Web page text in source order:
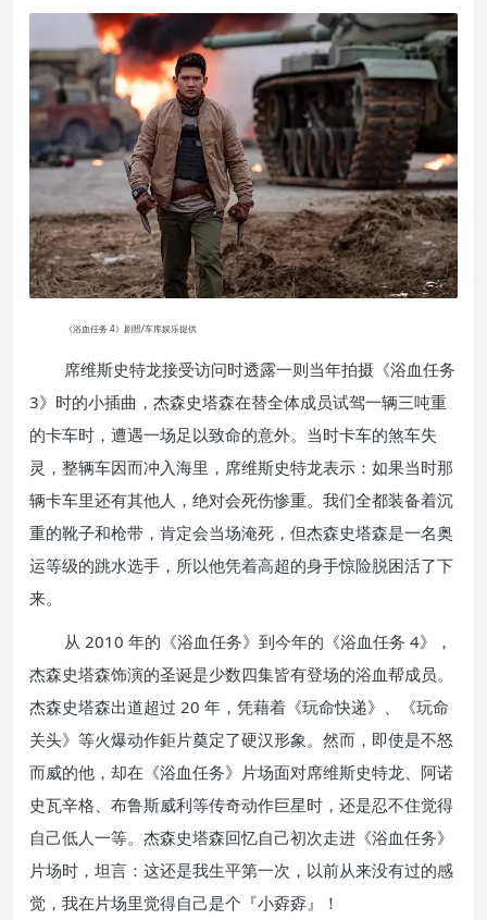
《浴血任务 4》剧照/车库娱乐提供
席维斯史特龙接受访问时透露一则当年拍摄《浴血任务
3》时的小插曲，杰森史塔森在替全体成员试驾一辆三吨重
的卡车时，遭遇一场足以致命的意外。当时卡车的煞车失
灵，整辆车因而冲入海里，席维斯史特龙表示：如果当时那
辆卡车里还有其他人，绝对会死伤惨重。我们全都装备着沉
重的靴子和枪带，肯定会当场淹死，但杰森史塔森是一名奥
运等级的跳水选手，所以他凭着高超的身手惊险脱困活了下
来。
从 2010 年的《浴血任务》到今年的《浴血任务 4》，
杰森史塔森饰演的圣诞是少数四集皆有登场的浴血帮成员。
杰森史塔森出道超过 20 年，凭藉着《玩命快递》、《玩命
关头》等火爆动作鉅片奠定了硬汉形象。然而，即使是不怒
而威的他，却在《浴血任务》片场面对席维斯史特龙、阿诺
史瓦辛格、布鲁斯威利等传奇动作巨星时，还是忍不住觉得
自己低人一等。杰森史塔森回忆自己初次走进《浴血任务》
片场时，坦言：这还是我生平第一次，以前从来没有过的感
觉，我在片场里觉得自己是个『小孬孬』！